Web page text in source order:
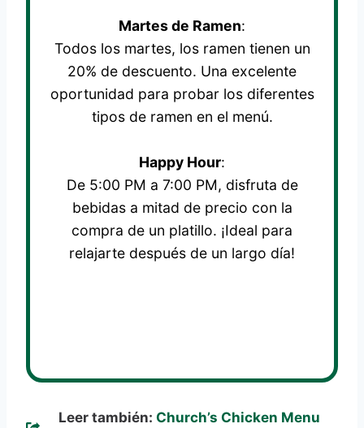
Martes de Ramen:
Todos los martes, los ramen tienen un
20% de descuento. Una excelente
oportunidad para probar los diferentes
tipos de ramen en el menú.
Happy Hour:
De 5:00 PM a 7:00 PM, disfruta de
bebidas a mitad de precio con la
compra de un platillo. ¡Ideal para
relajarte después de un largo día!
Leer también: Church’s Chicken Menu